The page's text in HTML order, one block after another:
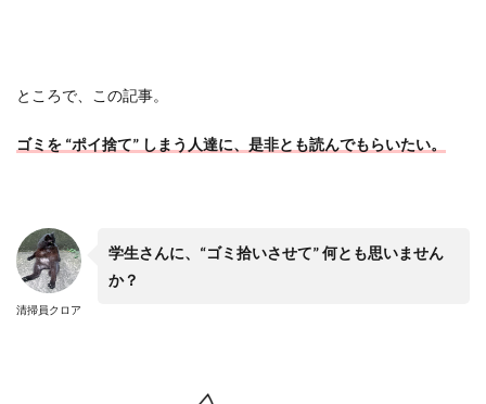
ところで、この記事。
ゴミを “ポイ捨て” しまう人達に、是非とも読んでもらいたい。
清掃員クロア
学生さんに、 “ゴミ拾いさせて”何とも思いません
か？